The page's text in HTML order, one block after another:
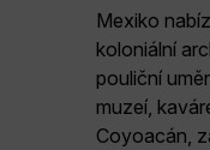
Mexiko
koloniální
pouliční
muzeí,
Coyoacán,